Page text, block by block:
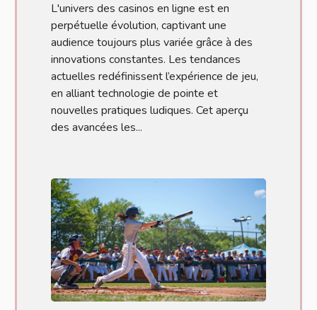
L'univers des casinos en ligne est en
perpétuelle évolution, captivant une
audience toujours plus variée grâce à des
innovations constantes. Les tendances
actuelles redéfinissent l’expérience de jeu,
en alliant technologie de pointe et
nouvelles pratiques ludiques. Cet aperçu
des avancées les...